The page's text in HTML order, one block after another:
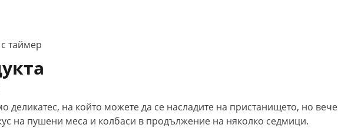
таймер
деликатес, на който можете да се насладите на пристанището, но вече
на пушени меса и колбаси в продължение на няколко седмици.